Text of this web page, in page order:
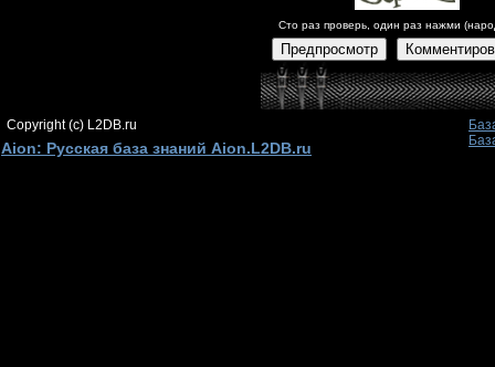
Сто раз проверь, один раз нажми
Предпросмотр
Copyright (c) L2DB.ru
Aion: Русская база знаний Aion.L2DB.ru